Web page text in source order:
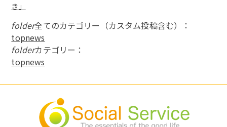
き」
folder全てのカテゴリー（カスタム投稿含む）：
topnews
folderカテゴリー：
topnews